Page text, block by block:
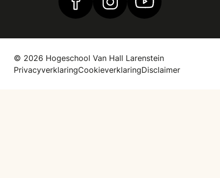
Vind ons op Facebook
Vind ons op Instagram
Vind ons op
© 2026 Hogeschool Van Hall Larenstein
PrivacyverklaringCookieverklaringDisclaimer